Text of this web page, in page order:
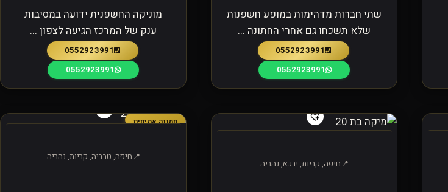
שתי חברות מדהימות במופע חשפנות
שלא תשכחו גם אחרי החתונה ...
0552923991
0552923991
מוניקה החשפנית ידועה במסיבות
ענק של המרכז הגיעה לצפון ...
0552923991
0552923991
חיפה, קריות, ירכא, נהריה
תמונה אמיתית
חיפה, טבריה, קריות, נהריה